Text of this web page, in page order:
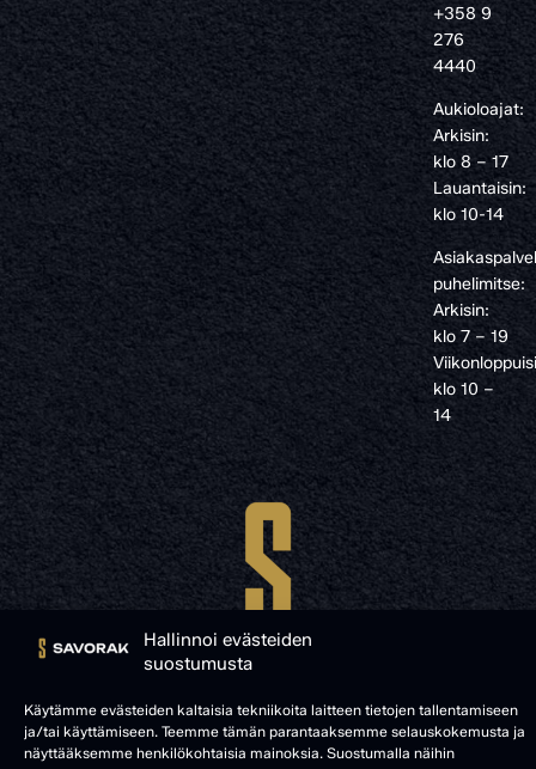
Hallinnoi evästeiden
suostumusta
Käytämme evästeiden kaltaisia tekniikoita laitteen tietojen tallentamiseen
ja/tai käyttämiseen. Teemme tämän parantaaksemme selauskokemusta ja
näyttääksemme henkilökohtaisia mainoksia. Suostumalla näihin
+358 9
276
4440
Aukioloajat:
Arkisin:
klo 8 – 17
Lauantaisin:
klo 10-14
puhelimitse:
Arkisin:
klo 7 – 19
klo 10 –
14
© SAVORAK 2025